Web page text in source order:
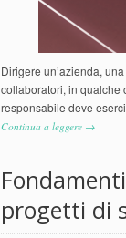
Dirigere un’azienda,
collaboratori, in qualche
responsabile deve
Continua a leggere →
progetti di